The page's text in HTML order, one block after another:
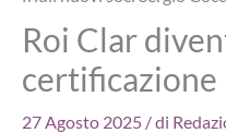
Roi Clar
certificazione
27 Agosto 2025 / di